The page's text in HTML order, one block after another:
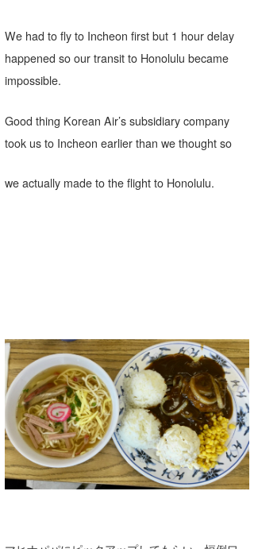
We had to fly to Incheon first but 1 hour delay
happened so our transit to Honolulu became
impossible.
Good thing Korean Air’s subsidiary company
took us to Incheon earlier than we thought so
we actually made to the flight to Honolulu.